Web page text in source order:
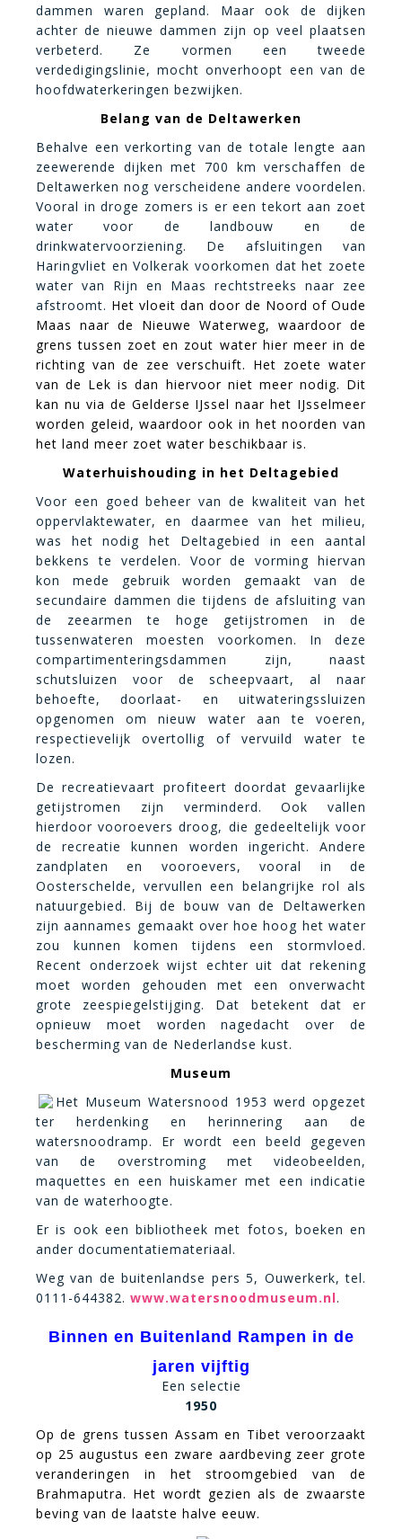
dammen waren gepland. Maar ook de dijken
achter de nieuwe dammen zijn op veel plaatsen
verbeterd. Ze vormen een tweede
verdedigingslinie, mocht onverhoopt een van de
hoofdwaterkeringen bezwijken.
Belang van de Deltawerken
Behalve een verkorting van de totale lengte aan
zeewerende dijken met 700 km verschaffen de
Deltawerken nog verscheidene andere voordelen.
Vooral in droge zomers is er een tekort aan zoet
water voor de landbouw en de
drinkwatervoorziening. De afsluitingen van
Haringvliet en Volkerak voorkomen dat het zoete
water van Rijn en Maas rechtstreeks naar zee
afstroomt. Het vloeit dan door de Noord of Oude
Maas naar de Nieuwe Waterweg, waardoor de
grens tussen zoet en zout water hier meer in de
richting van de zee verschuift. Het zoete water
van de Lek is dan hiervoor niet meer nodig. Dit
kan nu via de Gelderse IJssel naar het IJsselmeer
worden geleid, waardoor ook in het noorden van
het land meer zoet water beschikbaar is.
Waterhuishouding in het Deltagebied
Voor een goed beheer van de kwaliteit van het
oppervlaktewater, en daarmee van het milieu,
was het nodig het Deltagebied in een aantal
bekkens te verdelen. Voor de vorming hiervan
kon mede gebruik worden gemaakt van de
secundaire dammen die tijdens de afsluiting van
de zeearmen te hoge getijstromen in de
tussenwateren moesten voorkomen. In deze
compartimenteringsdammen zijn, naast
schutsluizen voor de scheepvaart, al naar
behoefte, doorlaat- en uitwateringssluizen
opgenomen om nieuw water aan te voeren,
respectievelijk overtollig of vervuild water te
lozen.
De recreatievaart profiteert doordat gevaarlijke
getijstromen zijn verminderd. Ook vallen
hierdoor vooroevers droog, die gedeeltelijk voor
de recreatie kunnen worden ingericht. Andere
zandplaten en vooroevers, vooral in de
Oosterschelde, vervullen een belangrijke rol als
natuurgebied. Bij de bouw van de Deltawerken
zijn aannames gemaakt over hoe hoog het water
zou kunnen komen tijdens een stormvloed.
Recent onderzoek wijst echter uit dat rekening
moet worden gehouden met een onverwacht
grote zeespiegelstijging. Dat betekent dat er
opnieuw moet worden nagedacht over de
bescherming van de Nederlandse kust.
Museum
Het Museum Watersnood 1953 werd opgezet
ter herdenking en herinnering aan de
watersnoodramp. Er wordt een beeld gegeven
van de overstroming met videobeelden,
maquettes en een huiskamer met een indicatie
van de waterhoogte.
Er is ook een bibliotheek met fotos, boeken en
ander documentatiemateriaal.
Weg van de buitenlandse pers 5, Ouwerkerk, tel.
0111-644382. www.watersnoodmuseum.nl.
Binnen en Buitenland Rampen in de
jaren vijftig
Een selectie
1950
Op de grens tussen Assam en Tibet veroorzaakt
op 25 augustus een zware aardbeving zeer grote
veranderingen in het stroomgebied van de
Brahmaputra. Het wordt gezien als de zwaarste
beving van de laatste halve eeuw.